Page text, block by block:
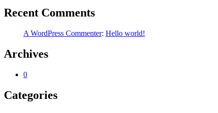
Recent Comments
A WordPress Commenter: Hello world!
Archives
0
Categories